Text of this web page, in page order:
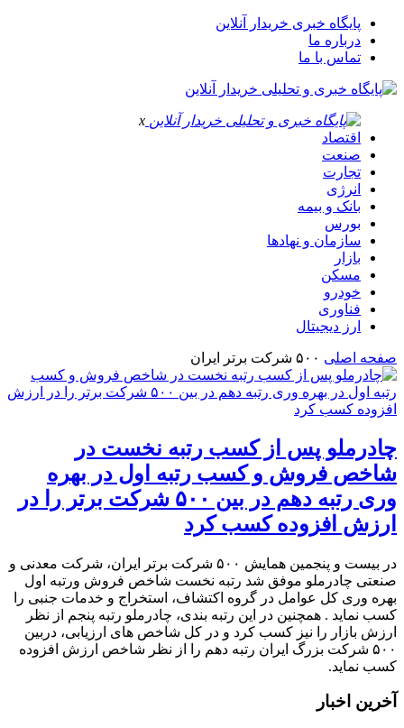
پایگاه خبری خریدار آنلاین
درباره ما
تماس با ما
x
اقتصاد
صنعت
تجارت
انرژی
بانک و بیمه
بورس
سازمان و نهادها
بازار
مسکن
خودرو
فناوری
ارز دیجیتال
صفحه اصلی ۵۰۰ شرکت برتر ایران
چادرملو پس از کسب رتبه نخست در
شاخص فروش و کسب رتبه اول در بهره
وری رتبه دهم در بین ۵۰۰ شرکت برتر را در
ارزش افزوده کسب کرد
در بیست و پنجمین همایش ۵۰۰ شرکت برتر ایران، شرکت معدنی و
صنعتی چادرملو موفق شد رتبه نخست شاخص فروش ورتبه اول
بهره وری کل عوامل در گروه اکتشاف، استخراج و خدمات جنبی را
کسب نماید . همچنین در این رتبه بندی، چادرملو رتبه پنجم از نظر
ارزش بازار را نیز کسب کرد و در کل شاخص های ارزیابی، دربین
۵۰۰ شرکت بزرگ ایران رتبه دهم را از نظر شاخص ارزش افزوده
کسب نماید.
آخرین اخبار